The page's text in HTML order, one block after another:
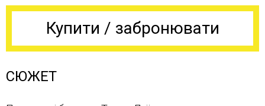
Купити / забронювати
СЮЖЕТ